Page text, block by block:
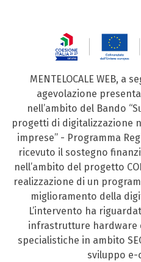
MENTELOCALE WEB, a
agevolazione
nell’ambito del Bando
progetti di digitalizzazione
imprese” - Programma
ricevuto il sostegno
nell’ambito del progetto
realizzazione di un
miglioramento della
L’intervento ha
infrastrutture hardware
specialistiche in ambito
sviluppo e-